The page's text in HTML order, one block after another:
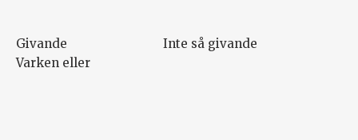
Givande Inte så givande
Varken eller